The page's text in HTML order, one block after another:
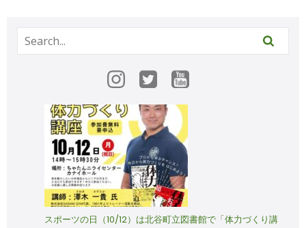
スポーツの日（10/12）は北谷町立図書館で「体力づくり講